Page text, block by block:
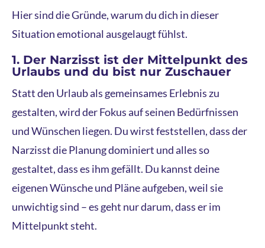
Hier sind die Gründe, warum du dich in dieser
Situation emotional ausgelaugt fühlst.
1. Der Narzisst ist der Mittelpunkt des
Urlaubs und du bist nur Zuschauer
Statt den Urlaub als gemeinsames Erlebnis zu
gestalten, wird der Fokus auf seinen Bedürfnissen
und Wünschen liegen. Du wirst feststellen, dass der
Narzisst die Planung dominiert und alles so
gestaltet, dass es ihm gefällt. Du kannst deine
eigenen Wünsche und Pläne aufgeben, weil sie
unwichtig sind – es geht nur darum, dass er im
Mittelpunkt steht.